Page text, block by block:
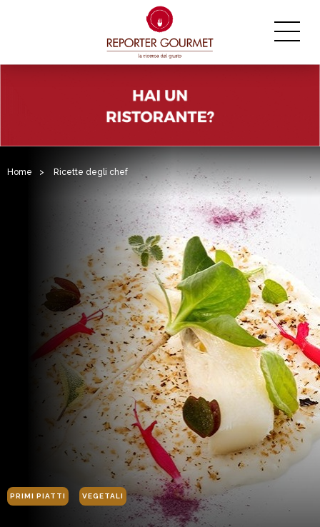
Home > Ricette degli chef
PRIMI PIATTI VEGETALI